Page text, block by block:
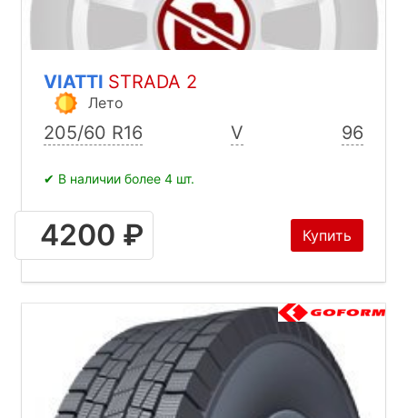
VIATTI STRADA 2
Лето
205/60 R16 V 96
✔ В наличии более 4 шт.
4200 ₽ Купить